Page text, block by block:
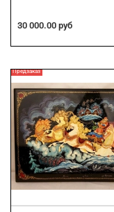
30 000.00 руб
Предзаказ